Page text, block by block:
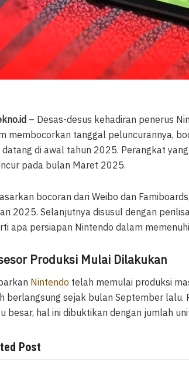
– Desas-desus kehadiran penerus
membocorkan tanggal peluncurannya,
di awal tahun 2025. Perangkat
pada bulan Maret 2025.
bocoran dari Weibo dan Famiboards,
2025. Selanjutnya disusul dengan
apa persiapan Nintendo dalam
Produksi Mulai Dilakukan
Nintendo telah memulai produksi
berlangsung sejak bulan September lalu.
besar, hal ini dibuktikan dengan jumlah
Post